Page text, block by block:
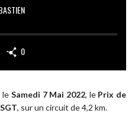
0
le Samedi 7 Mai 2022, le Prix de
, sur un circuit de 4,2 km.